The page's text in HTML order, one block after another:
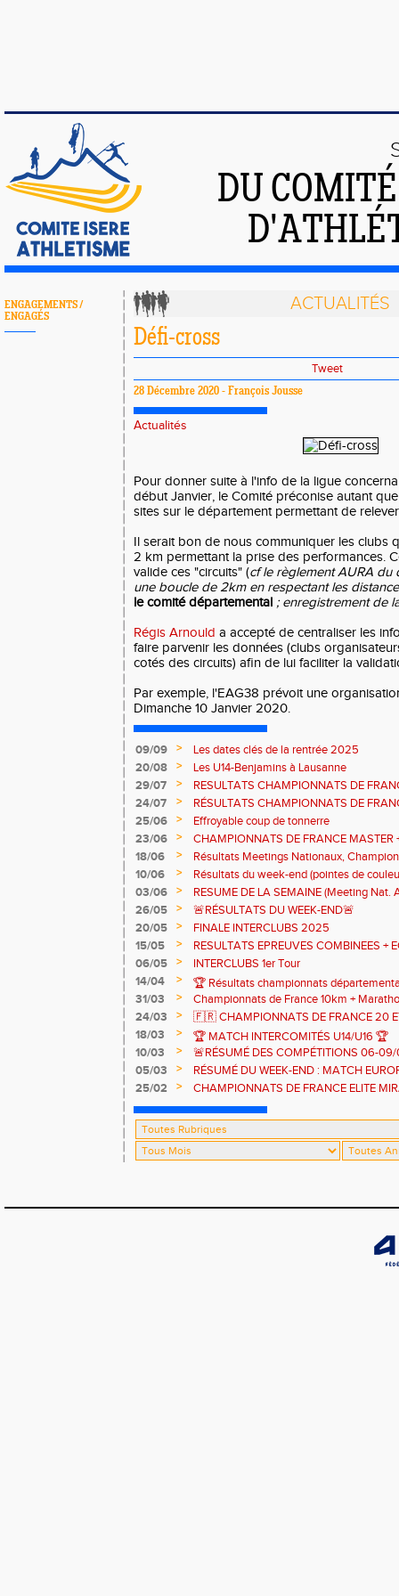
DU
ENGAGEMENTS /
ENGAGÉS
ACTUALITÉS
Défi-cross
Tweet
28 Décembre 2020 - François Jousse
Actualités
Pour donner suite à l'info de la ligue
début Janvier, le Comité préconise autant
sites sur le département permettant de
Il serait bon de nous communiquer les clubs
2 km permettant la prise des performances.
valide ces "circuits" (cf le règlement AURA du
une boucle de 2km en respectant les
le comité départemental ; enregistrement de
Régis Arnould a accepté de centraliser les
faire parvenir les données (clubs
cotés des circuits) afin de lui faciliter la
Par exemple, l'EAG38 prévoit une
Dimanche 10 Janvier 2020.
09/09 >
Les dates clés de la rentrée 2025
20/08
>
Les U14-Benjamins à Lausanne
29/07
>
RESULTATS CHAMPIONNATS DE
24/07
>
RÉSULTATS CHAMPIONNATS DE
25/06
>
Effroyable coup de tonnerre
23/06
>
CHAMPIONNATS DE FRANCE MASTER
(INTER)NATIONAUX ET COMPETITIONS
18/06 >
Résultats Meetings Nationaux,
Zone Alpes CJESV
10/06 >
Résultats du week-end (pointes de
03/06
>
RESUME DE LA SEMAINE (Meeting
régionaux et départementaux)
26/05 >
🚨RÉSULTATS DU WEEK-END🚨
20/05
>
FINALE INTERCLUBS 2025
15/05
>
RESULTATS EPREUVES COMBINEES +
06/05
>
INTERCLUBS 1er Tour
14/04
>
🏆 Résultats championnats
31/03
>
Championnats de France 10km +
24/03
>
🇫🇷 CHAMPIONNATS DE FRANCE 20
CRITERIUMS NATIONAUX DES JEUNES
18/03 >
🏆 MATCH INTERCOMITÉS U14/U16 🏆
10/03
>
🚨RÉSUMÉ DES COMPÉTITIONS 06-
05/03
>
RÉSUMÉ DU WEEK-END : MATCH
CHAMPIONNATS DE FRANCE CROSS
25/02 > CHAMPIONNATS DE FRANCE ELITE